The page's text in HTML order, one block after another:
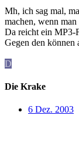
Mh, ich sag mal,
machen, wenn
Da reicht ein MP3-
Gegen den können
D
Die Krake
6 Dez. 2003